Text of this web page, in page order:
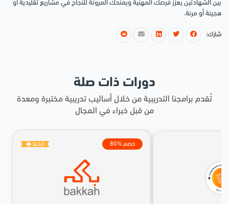
بين الشهادتين يعزز فرصك المهنية ويمنحك المرونة للنجاح في مشاريع تقليدية أو
هجينة أو مرنة.
شارك:
دورات ذات صلة
تُقدم برامجنا التدريبية من خلال أساليب تدريبية مختبرة ومعدة
من قبل خبراء في المجال
جديد 80% خصم